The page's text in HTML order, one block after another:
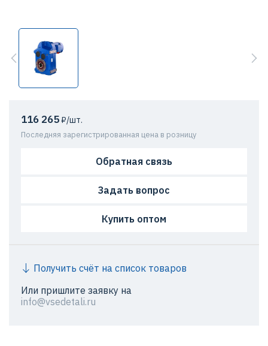
116 265₽/шт.
Последняя зарегистрированная цена в розницу
Обратная связь
Задать вопрос
Купить оптом
Получить счёт на список товаров
Или пришлите заявку на
info@vsedetali.ru